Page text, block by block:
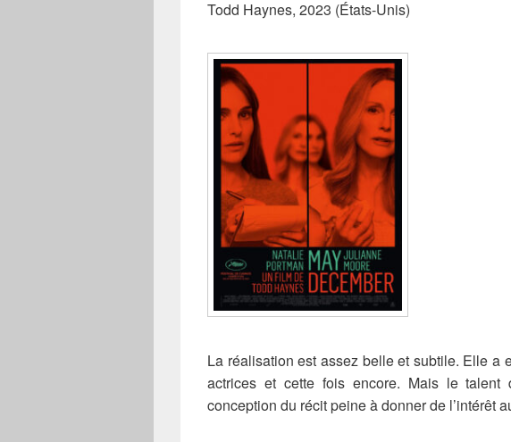
Todd Haynes, 2023 (États-Unis)
La réalisation est assez belle et subtile. Elle a
actrices et cette fois encore. Mais le
conception du récit peine à donner de l’intérêt